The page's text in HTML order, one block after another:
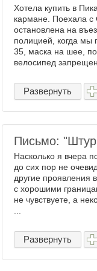
Хотела купить в
кармане. Поехала
остановлена на
полициeй, когда мы
35, маска на шее,
велосипед
Развернуть
Письмо:
Насколько я вчера
до сих пор не
другие проявления
с хорошими
не чувствуете, а
Развернуть